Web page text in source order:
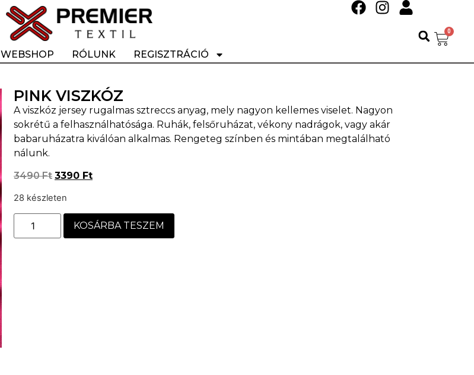
0
WEBSHOP RÓLUNK REGISZTRÁCIÓ
PINK VISZKÓZ
A viszkóz jersey rugalmas sztreccs anyag, mely nagyon kellemes viselet. Nagyon
sokrétű a felhasználhatósága. Ruhák, felsőruházat, vékony nadrágok, vagy akár
babaruházatra kiválóan alkalmas. Rengeteg színben és mintában megtalálható
nálunk.
3490Ft 3390 Ft
28 készleten
KOSÁRBA TESZEM